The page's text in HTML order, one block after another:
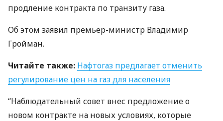
продление контракта по транзиту газа.
Об этом заявил премьер-министр Владимир
Гройман.
Читайте также: Нафтогаз предлагает отменить
регулирование цен на газ для населения
“Наблюдательный совет внес предложение о
новом контракте на новых условиях, которые